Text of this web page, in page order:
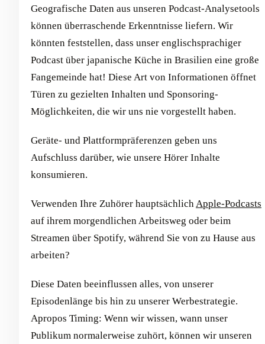
Geografische Daten aus unseren Podcast-Analysetools
können überraschende Erkenntnisse liefern. Wir
könnten feststellen, dass unser englischsprachiger
Podcast über japanische Küche in Brasilien eine große
Fangemeinde hat! Diese Art von Informationen öffnet
Türen zu gezielten Inhalten und Sponsoring-
Möglichkeiten, die wir uns nie vorgestellt haben.
Geräte- und Plattformpräferenzen geben uns
Aufschluss darüber, wie unsere Hörer Inhalte
konsumieren.
Verwenden Ihre Zuhörer hauptsächlich Apple-Podcasts
auf ihrem morgendlichen Arbeitsweg oder beim
Streamen über Spotify, während Sie von zu Hause aus
arbeiten?
Diese Daten beeinflussen alles, von unserer
Episodenlänge bis hin zu unserer Werbestrategie.
Apropos Timing: Wenn wir wissen, wann unser
Publikum normalerweise zuhört, können wir unseren